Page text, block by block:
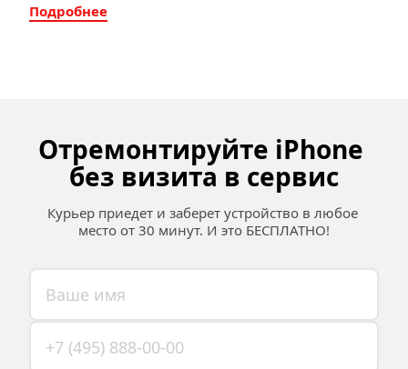
Подробнее
Отремонтируйте iPhone
без визита в сервис
Курьер приедет и заберет устройство в любое
место от 30 минут. И это БЕСПЛАТНО!